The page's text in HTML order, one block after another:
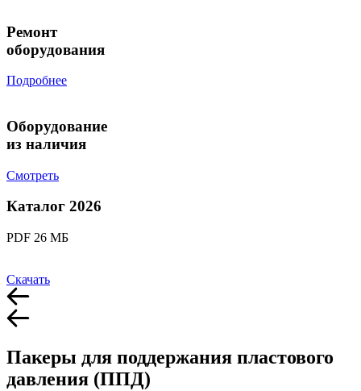
Ремонт
оборудования
Подробнее
Оборудование
из наличия
Смотреть
Каталог 2026
PDF 26 МБ
Скачать
Пакеры для поддержания пластового
давления (ППД)